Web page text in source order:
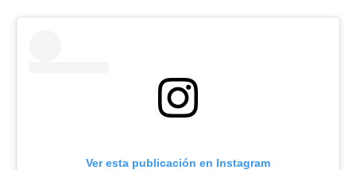
Ver esta publicación en Instagram